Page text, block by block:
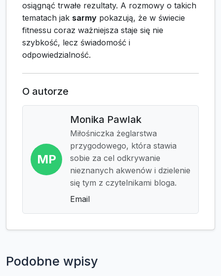
osiągnąć trwałe rezultaty. A rozmowy o takich
tematach jak sarmy pokazują, że w świecie
fitnessu coraz ważniejsza staje się nie
szybkość, lecz świadomość i
odpowiedzialność.
O autorze
MP
Monika Pawlak
Miłośniczka żeglarstwa
przygodowego, która stawia
sobie za cel odkrywanie
nieznanych akwenów i dzielenie
się tym z czytelnikami bloga.
Email
Podobne wpisy